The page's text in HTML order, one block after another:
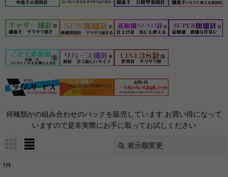
何種類かの組み合わせのパックを販売しています お買い得になって
いますので是非実際にお手に取ってお試しください
表示順変更
1件